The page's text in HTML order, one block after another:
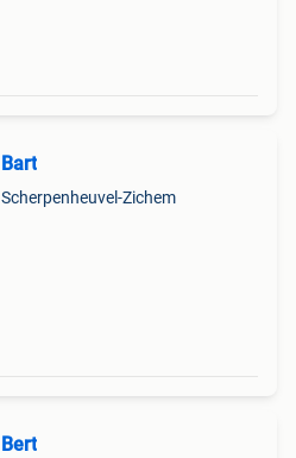
Bart
Scherpenheuvel-Zichem
Bert